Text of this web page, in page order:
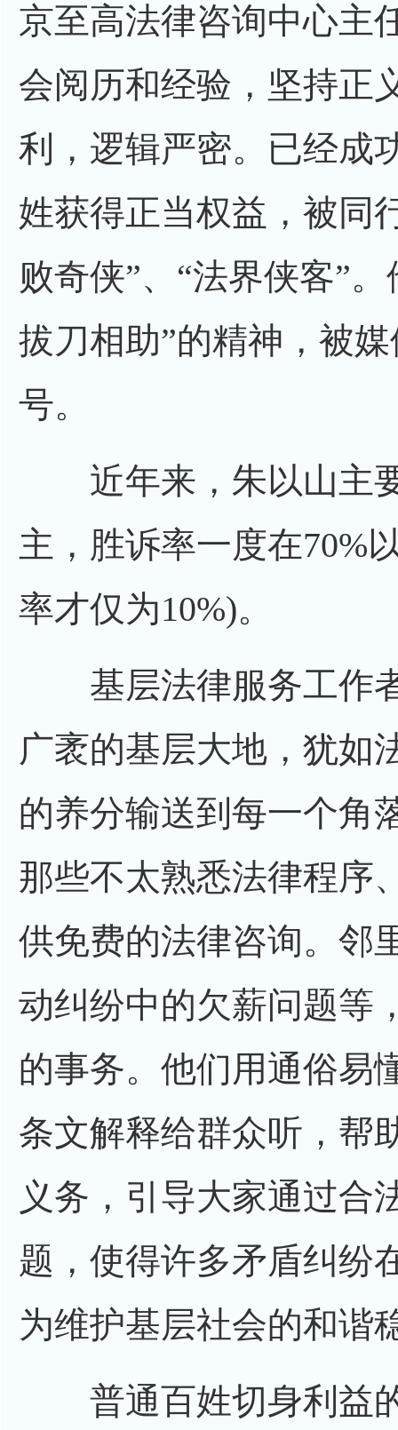
京至高法律咨询中心主
会阅历和经验，坚持正
利，逻辑严密。已经成
姓获得正当权益，被同
败奇侠”、“法界侠客”
拔刀相助”的精神，被
号。
近年来，朱以山主
主，胜诉率一度在70%
率才仅为10%)。
基层法律服务工作
广袤的基层大地，犹如
的养分输送到每一个角
那些不太熟悉法律程序
供免费的法律咨询。邻
动纠纷中的欠薪问题等
的事务。他们用通俗易
条文解释给群众听，帮
义务，引导大家通过合
题，使得许多矛盾纠纷
为维护基层社会的和谐
普通百姓切身利益